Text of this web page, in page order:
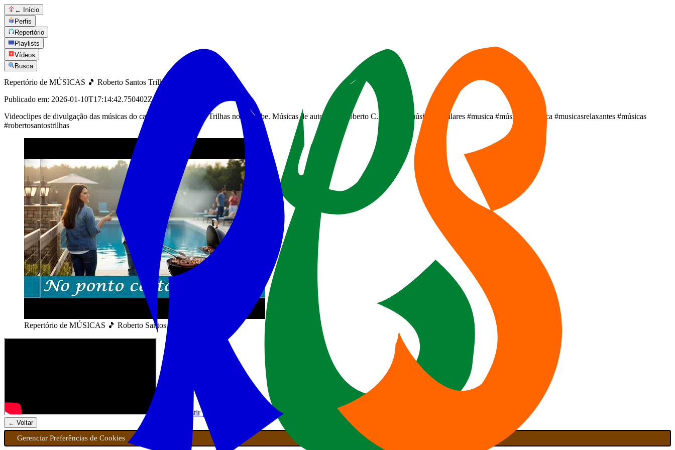
← Início
Perfis
Repertório
Playlists
Vídeos
Busca
Repertório de MÚSICAS 🎵 Roberto Santos Trilhas
Publicado em: 2026-01-10T17:14:42.750402Z
Videoclipes de divulgação das músicas do canal Roberto Santos Trilhas no Youtube. Músicas de autoria de Roberto C. Santos. #músicaspopulares #musica #músicaromântica #musicasrelaxantes #músicas
#robertosantostrilhas
Repertório de MÚSICAS 🎵 Roberto Santos Trilhas
Assistir playlist no YouTube
← Voltar
Gerenciar Preferências de Cookies